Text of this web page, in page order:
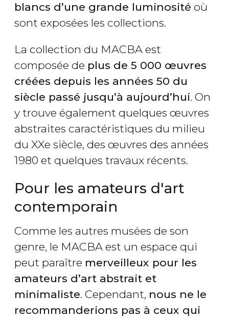
blancs d’une grande luminosité où
sont exposées les collections.
La collection du MACBA est
composée de plus de 5 000 œuvres
créées depuis les années 50 du
siècle passé jusqu’à aujourd’hui. On
y trouve également quelques œuvres
abstraites caractéristiques du milieu
du XXe siècle, des œuvres des années
1980 et quelques travaux récents.
Pour les amateurs d'art
contemporain
Comme les autres musées de son
genre, le MACBA est un espace qui
peut paraître merveilleux pour les
amateurs d’art abstrait et
minimaliste. Cependant, nous ne le
recommanderions pas à ceux qui